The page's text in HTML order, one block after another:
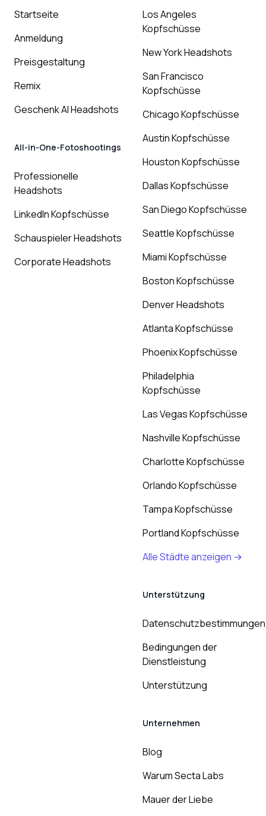
Startseite
Anmeldung
Preisgestaltung
Remix
Geschenk AI Headshots
All-in-One-Fotoshootings
Professionelle
Headshots
LinkedIn Kopfschüsse
Schauspieler Headshots
Corporate Headshots
Los Angeles
Kopfschüsse
New York Headshots
San Francisco
Kopfschüsse
Chicago Kopfschüsse
Austin Kopfschüsse
Houston Kopfschüsse
Dallas Kopfschüsse
San Diego Kopfschüsse
Seattle Kopfschüsse
Miami Kopfschüsse
Boston Kopfschüsse
Denver Headshots
Atlanta Kopfschüsse
Phoenix Kopfschüsse
Philadelphia
Kopfschüsse
Las Vegas Kopfschüsse
Nashville Kopfschüsse
Charlotte Kopfschüsse
Orlando Kopfschüsse
Tampa Kopfschüsse
Portland Kopfschüsse
Alle Städte anzeigen →
Unterstützung
Datenschutzbestimmungen
Bedingungen der
Dienstleistung
Unterstützung
Unternehmen
Blog
Warum Secta Labs
Mauer der Liebe